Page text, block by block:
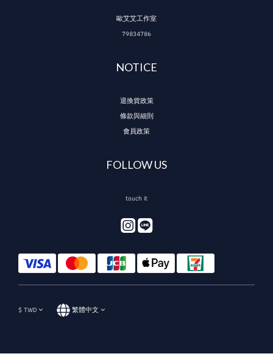
歐艾艾工作室
79834786
NOTICE
退換貨政策
條款與細則
會員政策
FOLLOW US
touch it
$TWD 繁體中文